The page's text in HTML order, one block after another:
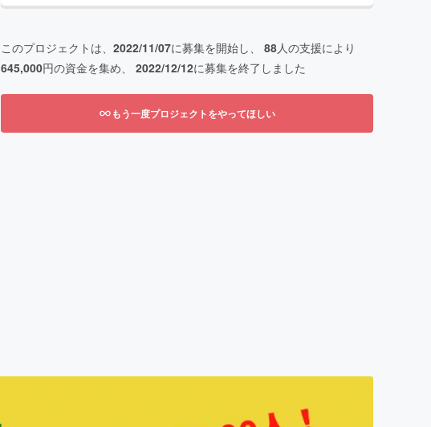
このプロジェクトは、 2022/11/07に募集を開始し、 88人の支援により
645,000円の資金を集め、 2022/12/12に募集を終了しました
もう一度プロジェクトをやってほしい